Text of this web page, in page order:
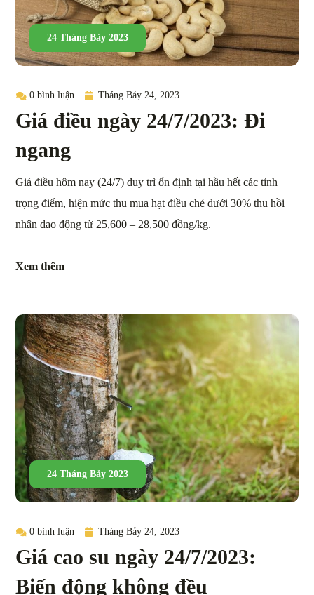
24 Tháng Bảy 2023
0 bình luận Tháng Bảy 24, 2023
Giá điều ngày 24/7/2023: Đi
ngang
Giá điều hôm nay (24/7) duy trì ổn định tại hầu hết các tỉnh
trọng điểm, hiện mức thu mua hạt điều chẻ dưới 30% thu hồi
nhân dao động từ 25,600 – 28,500 đồng/kg.
Xem thêm
24 Tháng Bảy 2023
0 bình luận Tháng Bảy 24, 2023
Giá cao su ngày 24/7/2023:
Biến động không đều